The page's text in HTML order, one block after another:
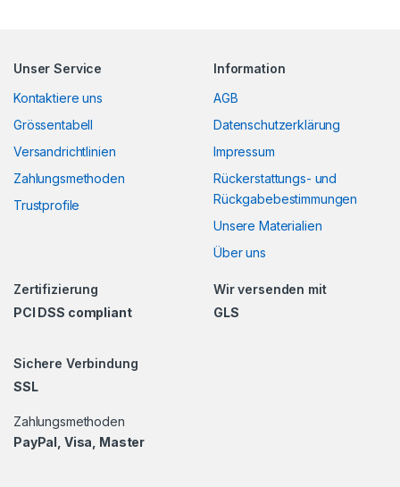
Unser Service
Kontaktiere uns
Grössentabell
Versandrichtlinien
Zahlungsmethoden
Trustprofile
Information
AGB
Datenschutzerklärung
Impressum
Rückerstattungs- und
Rückgabebestimmungen
Unsere Materialien
Über uns
Zertifizierung
PCI DSS compliant
Wir versenden mit
GLS
Sichere Verbindung
SSL
Zahlungsmethoden
PayPal, Visa, Master